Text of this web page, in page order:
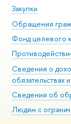
Закупки
Обращения
Фонд целевого
Сведения о
обязательствах
Сведения об
Людям с